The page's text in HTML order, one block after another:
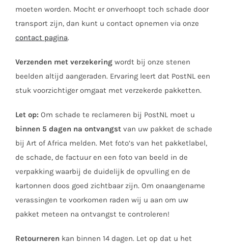
moeten worden. Mocht er onverhoopt toch schade door
transport zijn, dan kunt u contact opnemen via onze
contact pagina.
Verzenden met verzekeringwordt bij onze stenen
beelden altijd aangeraden. Ervaring leert dat PostNL een
stuk voorzichtiger omgaat met verzekerde pakketten.
Let op: Om schade te reclameren bij PostNL moet u
binnen 5 dagen na ontvangstvan uw pakket de schade
bij Art of Africa melden. Met foto’s van het pakketlabel,
de schade, de factuur en een foto van beeld in de
verpakking waarbij de duidelijk de opvulling en de
kartonnen doos goed zichtbaar zijn. Om onaangename
verassingen te voorkomen raden wij u aan om uw
pakket meteen na ontvangst te controleren!
Retournerenkan binnen 14 dagen. Let op dat u het